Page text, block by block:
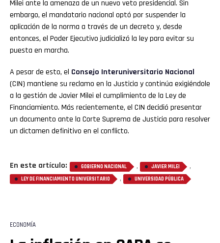
Milei ante la amenaza de un nuevo veto presidencial. Sin
embargo, el mandatario nacional optó por suspender la
aplicación de la norma a través de un decreto y, desde
entonces, el Poder Ejecutivo judicializó la ley para evitar su
puesta en marcha.
A pesar de esto, el Consejo Interuniversitario Nacional
(CIN) mantiene su reclamo en la Justicia y continúa exigiéndole
a la gestión de Javier Milei el cumplimiento de la Ley de
Financiamiento. Más recientemente, el CIN decidió presentar
un documento ante la Corte Suprema de Justicia para resolver
un dictamen definitivo en el conflicto.
En este artículo: GOBIERNO NACIONAL , JAVIER MILEI ,
LEY DE FINANCIAMIENTO UNIVERSITARIO , UNIVERSIDAD PÚBLICA
ECONOMÍA